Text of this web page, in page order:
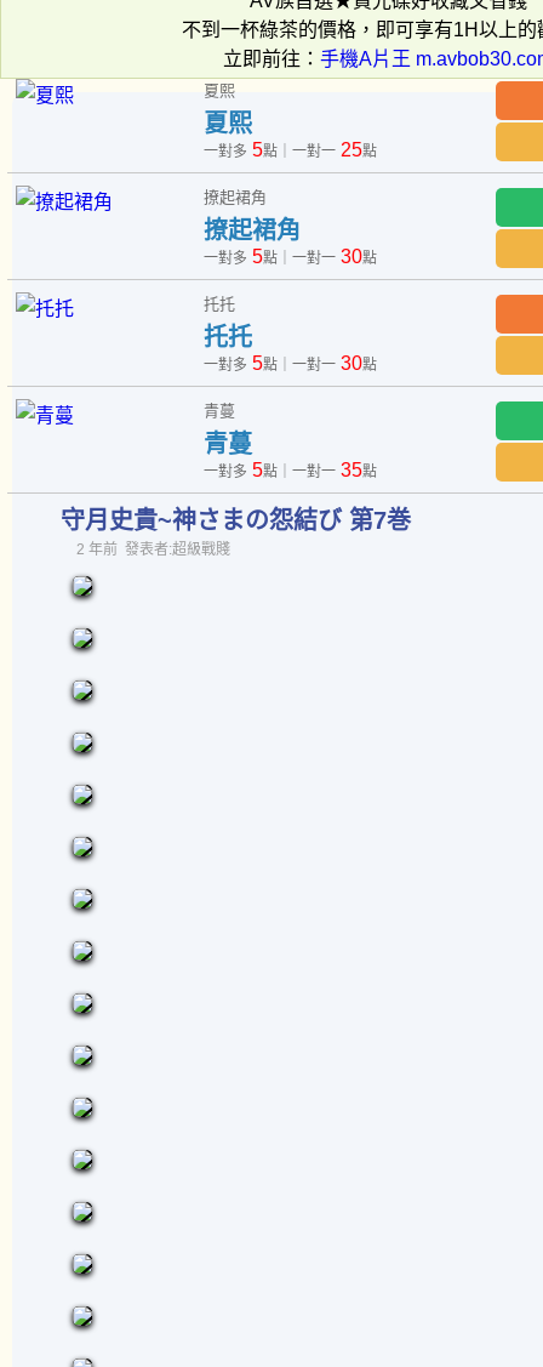
不到一杯綠茶的價格，即可享有1H以上的
立即前往： 手機A片王
夏熙
夏熙
一對多 5點｜一對一25點
撩起裙角
撩起裙角
一對多 5點｜一對一30點
托托
托托
一對多 5點｜一對一30點
青蔓
青蔓
一對多 5點｜一對一35點
守月史貴~神さまの怨結び 第7巻
2 年前 發表者:超級戰賤